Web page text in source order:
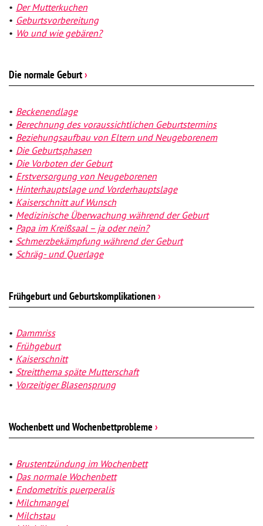
Der Mutterkuchen
Geburtsvorbereitung
Wo und wie gebären?
Die normale Geburt›
Beckenendlage
Berechnung des voraussichtlichen Geburtstermins
Beziehungsaufbau von Eltern und Neugeborenem
Die Geburtsphasen
Die Vorboten der Geburt
Erstversorgung von Neugeborenen
Hinterhauptslage und Vorderhauptslage
Kaiserschnitt auf Wunsch
Medizinische Überwachung während der Geburt
Papa im Kreißsaal – ja oder nein?
Schmerzbekämpfung während der Geburt
Schräg- und Querlage
Frühgeburt und Geburtskomplikationen›
Dammriss
Frühgeburt
Kaiserschnitt
Streitthema späte Mutterschaft
Vorzeitiger Blasensprung
Wochenbett und Wochenbettprobleme ›
Brustentzündung im Wochenbett
Das normale Wochenbett
Endometritis puerperalis
Milchmangel
Milchstau